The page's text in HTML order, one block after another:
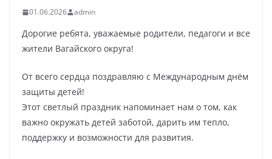
01.06.2026 admin
Дорогие ребята, уважаемые родители, педагоги и все
жители Вагайского округа!
От всего сердца поздравляю с Международным днём
защиты детей!
Этот светлый праздник напоминает нам о том, как
важно окружать детей заботой, дарить им тепло,
поддержку и возможности для развития.